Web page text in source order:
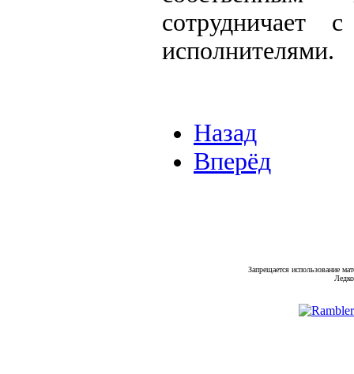
исполнителями.
Назад
Вперёд
Запрещается использование